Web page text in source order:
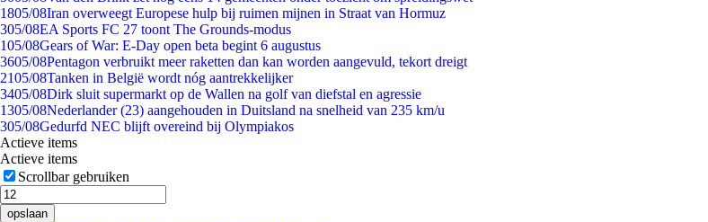
1805/08Iran overweegt Europese hulp bij ruimen mijnen in Straat van Hormuz
305/08EA Sports FC 27 toont The Grounds-modus
105/08Gears of War: E-Day open beta begint 6 augustus
3605/08Pentagon verbruikt meer raketten dan kan worden aangevuld, tekort dreigt
2105/08Tanken in België wordt nóg aantrekkelijker
3405/08Dirk sluit supermarkt op de Wallen na golf van diefstal en agressie
1305/08Nederlander (23) aangehouden in Duitsland na snelheid van 235 km/u
305/08Gedurfd NEC blijft overeind bij Olympiakos
Actieve items
Actieve items
Scrollbar gebruiken
opslaan